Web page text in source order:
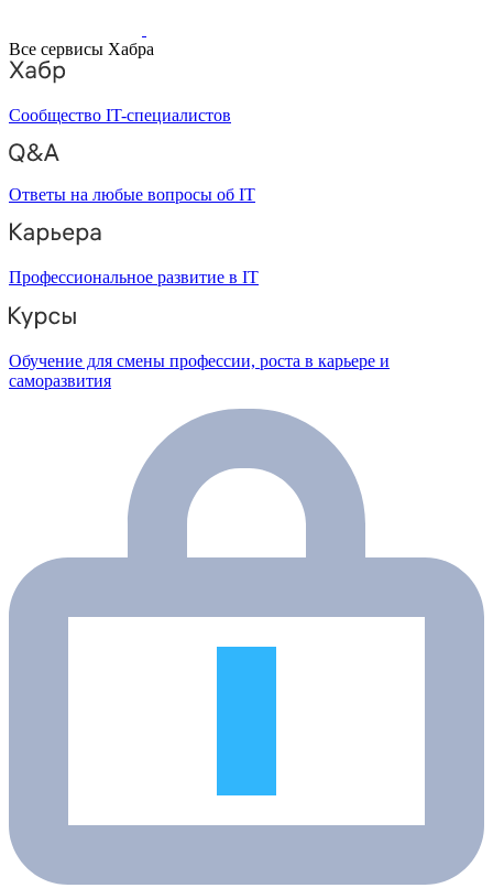
Все сервисы Хабра
Сообщество IT-специалистов
Ответы на любые вопросы об IT
Профессиональное развитие в IT
Обучение для смены профессии, роста в карьере и
саморазвития